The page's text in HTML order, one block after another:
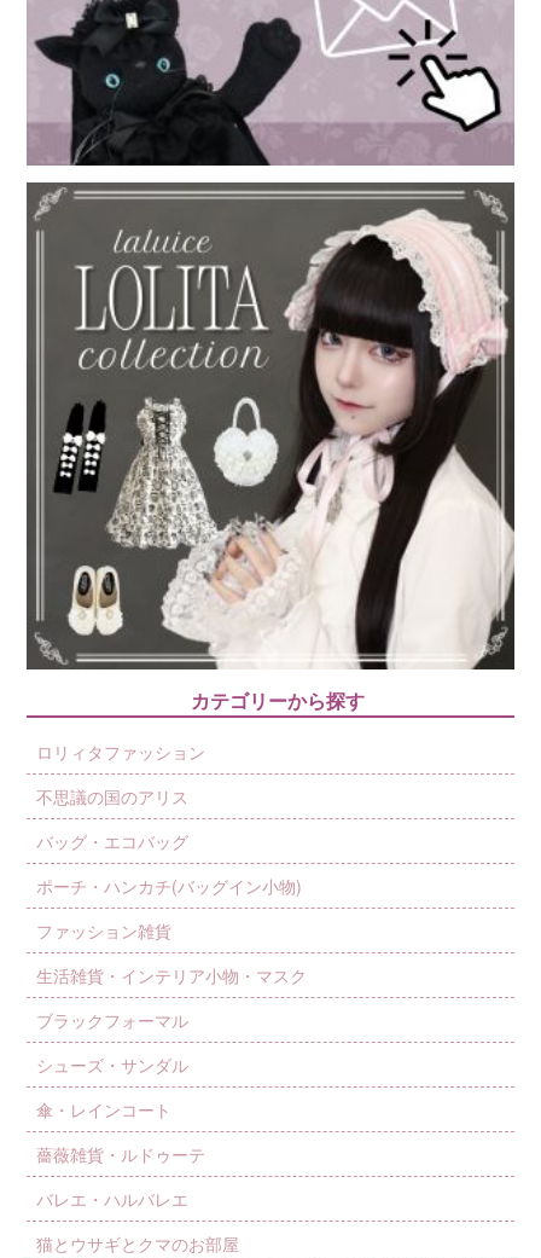
カテゴリーから探す
ロリィタファッション
不思議の国のアリス
バッグ・エコバッグ
ポーチ・ハンカチ(バッグイン小物)
ファッション雑貨
生活雑貨・インテリア小物・マスク
ブラックフォーマル
シューズ・サンダル
傘・レインコート
薔薇雑貨・ルドゥーテ
バレエ・ハルバレエ
猫とウサギとクマのお部屋